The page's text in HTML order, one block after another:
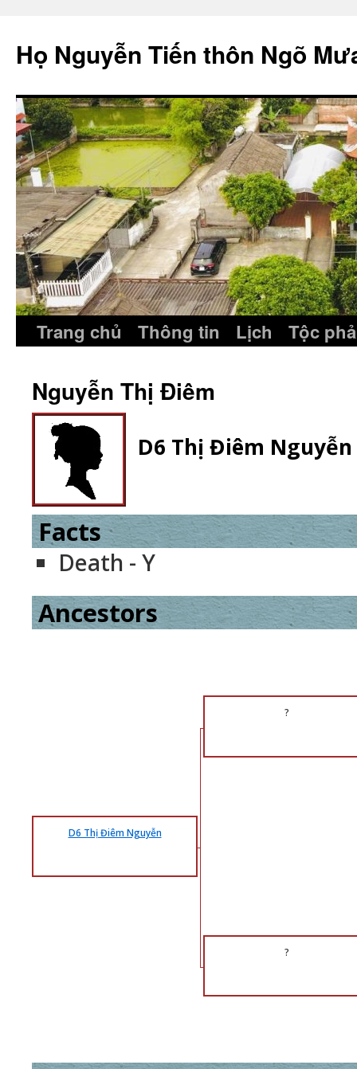
content
Họ Nguyễn Tiến thôn Ngõ
Trang chủ Thông tin Lịch Tộc phả
Nguyễn Thị Điêm
D6 Thị Điêm Nguyễn
Facts
Death - Y
Ancestors
?
D6 Thị Điêm Nguyễn
?